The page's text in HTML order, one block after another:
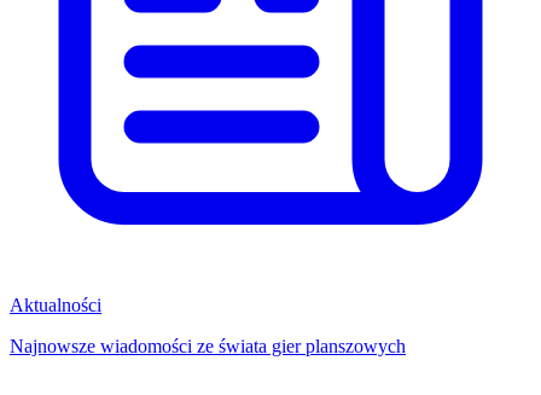
Aktualności
Najnowsze wiadomości ze świata gier planszowych